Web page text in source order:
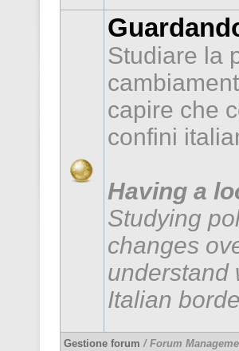
Studiare la
capire che
confini
Having a
Studying
changes
understand
Italian
Gestione forum / Forum